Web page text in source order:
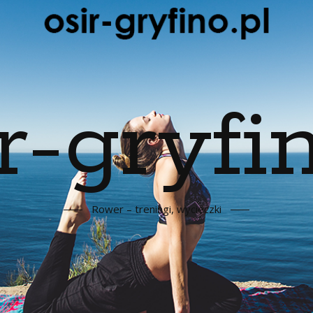
Rower – treningi, wycieczki